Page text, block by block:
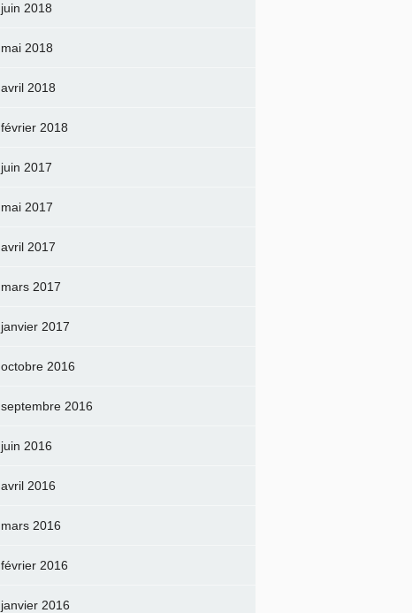
juin 2018
mai 2018
avril 2018
février 2018
juin 2017
mai 2017
avril 2017
mars 2017
janvier 2017
octobre 2016
septembre 2016
juin 2016
avril 2016
mars 2016
février 2016
janvier 2016